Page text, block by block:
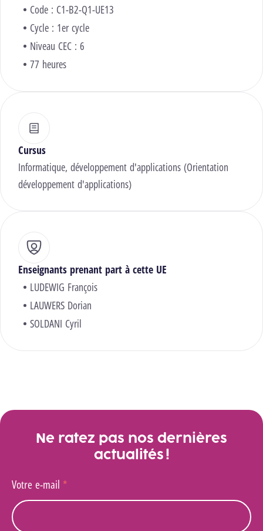
Code : C1-B2-Q1-UE13
Cycle : 1er cycle
Niveau CEC : 6
77 heures
Cursus
Informatique, développement d'applications (Orientation
développement d'applications)
Enseignants prenant part à cette UE
LUDEWIG François
LAUWERS Dorian
SOLDANI Cyril
Ne ratez pas nos dernières
actualités !
Votre e-mail *